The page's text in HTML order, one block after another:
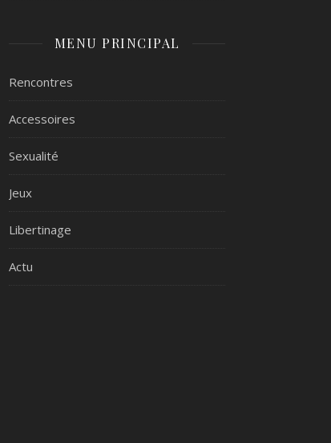
MENU PRINCIPAL
Rencontres
Accessoires
Sexualité
Jeux
Libertinage
Actu